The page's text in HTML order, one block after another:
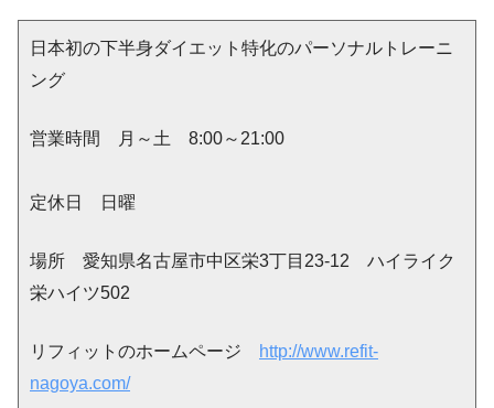
日本初の下半身ダイエット特化のパーソナルトレーニ
ング
営業時間 月～土 8:00～21:00
定休日 日曜
場所 愛知県名古屋市中区栄3丁目23-12 ハイライク
栄ハイツ502
リフィットのホームページ
http://www.refit-
nagoya.com/